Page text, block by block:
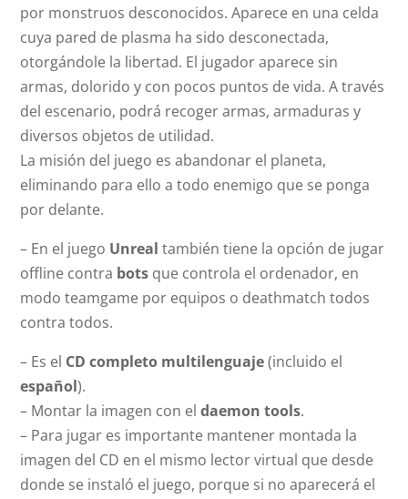
por monstruos desconocidos. Aparece en una celda
cuya pared de plasma ha sido desconectada,
otorgándole la libertad. El jugador aparece sin
armas, dolorido y con pocos puntos de vida. A través
del escenario, podrá recoger armas, armaduras y
diversos objetos de utilidad.
La misión del juego es abandonar el planeta,
eliminando para ello a todo enemigo que se ponga
por delante.
– En el juego Unreal también tiene la opción de jugar
offline contra bots que controla el ordenador, en
modo teamgame por equipos o deathmatch todos
contra todos.
– Es el CD completo multilenguaje(incluido el
español).
– Montar la imagen con eldaemon tools.
– Para jugar es importante mantener montada la
imagen del CD en el mismo lector virtual que desde
donde se instaló el juego, porque si no aparecerá el